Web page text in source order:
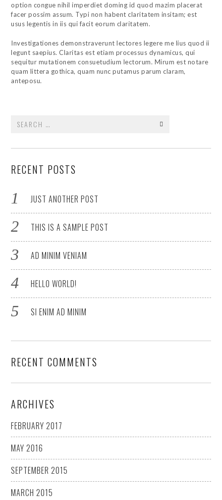
option congue nihil imperdiet doming id quod mazim placerat
facer possim assum. Typi non habent claritatem insitam; est
usus legentis in iis qui facit eorum claritatem.
Investigationes demonstraverunt lectores legere me lius quod ii
legunt saepius. Claritas est etiam processus dynamicus, qui
sequitur mutationem consuetudium lectorum. Mirum est notare
quam littera gothica, quam nunc putamus parum claram,
anteposu.
for:
RECENT POSTS
JUST ANOTHER POST
THIS IS A SAMPLE POST
AD MINIM VENIAM
HELLO WORLD!
SI ENIM AD MINIM
RECENT COMMENTS
ARCHIVES
FEBRUARY 2017
MAY 2016
SEPTEMBER 2015
MARCH 2015